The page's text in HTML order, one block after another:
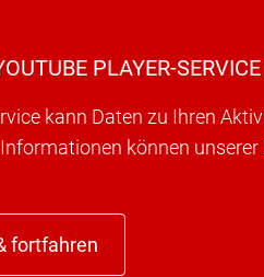
PLAYER-
kann Daten zu Ihren
können
fortfahren